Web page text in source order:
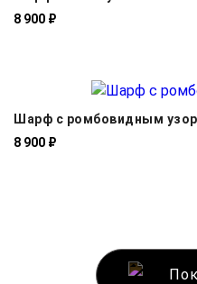
8 900 ₽
Шарф с ромбовидным
8 900 ₽